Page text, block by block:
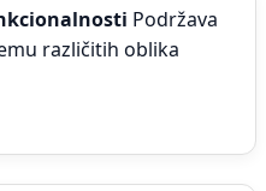
Podržava
različitih oblika